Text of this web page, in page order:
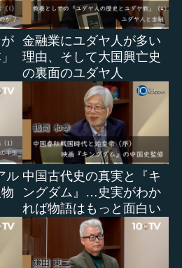
金融業にユダヤ人が多い
理由、そして大国興亡史
の裏面のユダヤ人
ル 中国古代史の真実と『キ
ングダム』…史実がわか
れば物語はもっと面白い